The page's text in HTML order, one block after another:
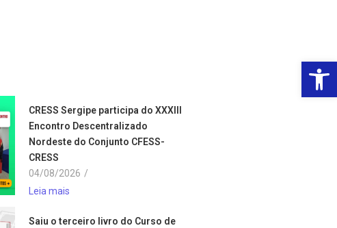
CRESS Sergipe participa do XXXIII
Encontro Descentralizado
Nordeste do Conjunto CFESS-
CRESS
04/08/2026 /
Leia mais
Saiu o terceiro livro do Curso de